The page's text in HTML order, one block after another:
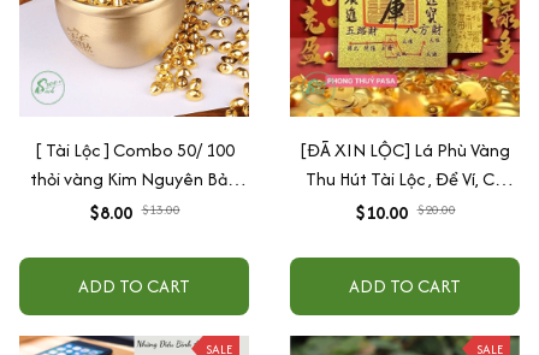
[ Tài Lộc ] Combo 50/ 100
thỏi vàng Kim Nguyên Bảo
trang trí bàn thờ, bàn làm
$8.00 $13.00
ADD TO CART
[ĐÃ XIN LỘC] Lá Phù Vàng
Thu Hút Tài Lộc , Để Ví, Có
Keo Dán Điện Thoại, Trang
$10.00 $20.00
ADD TO CART
SALE SALE